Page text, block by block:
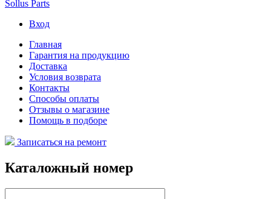
Sollus Parts
Вход
Главная
Гарантия на продукцию
Доставка
Условия возврата
Контакты
Способы оплаты
Отзывы о магазине
Помощь в подборе
Записаться на ремонт
Каталожный номер